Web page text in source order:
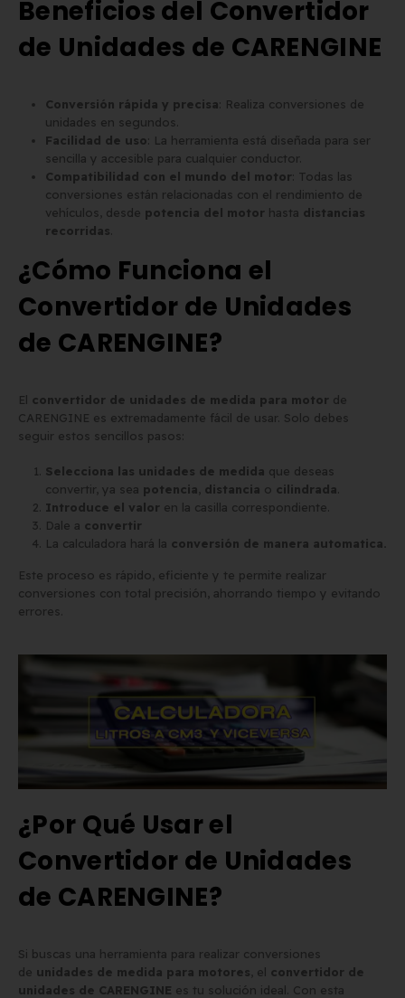
Beneficios del Convertidor
de Unidades de CARENGINE
Conversión rápida y precisa : Realiza conversiones de
unidades en segundos.
Facilidad de uso : La herramienta está diseñada para ser
sencilla y accesible para cualquier conductor.
Compatibilidad con el mundo del motor
: Todas las
conversiones están relacionadas con el rendimiento de
vehículos, desde potencia del motor hasta distancias
recorridas
¿Cómo Funciona el
Convertidor de Unidades
de CARENGINE?
El convertidor de unidades de medida para motor de
CARENGINE es extremadamente fácil de usar. Solo debes
seguir estos sencillos pasos:
Selecciona las unidades de medida que deseas
convertir, ya sea potencia distancia o cilindrada
Introduce el valor en la casilla correspondiente.
Dale a convertir
La calculadora hará la conversión de manera automatica.
Este proceso es rápido, eficiente y te permite realizar
conversiones con total precisión, ahorrando tiempo y evitando
errores.
¿Por Qué Usar el
Convertidor de Unidades
de CARENGINE?
Si buscas una herramienta para realizar conversiones
de unidades de medida para motores , el convertidor de
unidades de CARENGINE es tu solución ideal. Con esta